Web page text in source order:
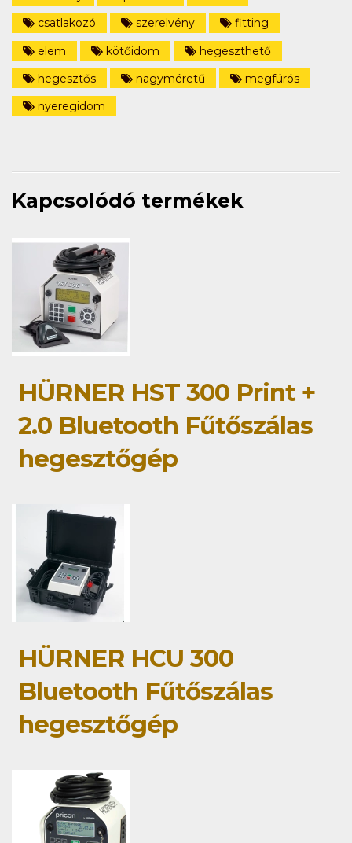
csatlakozó
szerelvény
fitting
elem
kötőidom
hegeszthető
hegesztős
nagyméretű
megfúrós
nyeregidom
Kapcsolódó termékek
HÜRNER HST 300 Print +
2.0 Bluetooth Fűtőszálas
hegesztőgép
HÜRNER HCU 300
Bluetooth Fűtőszálas
hegesztőgép